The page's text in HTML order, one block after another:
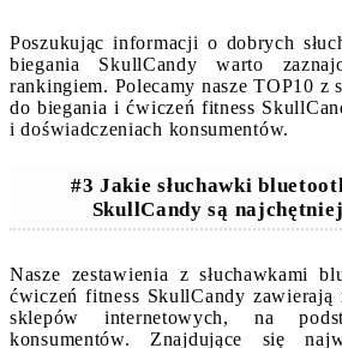
Poszukując informacji o dobrych
biegania SkullCandy warto
rankingiem. Polecamy nasze TOP10 z
do biegania i ćwiczeń fitness
i doświadczeniach konsumentów.
#3 Jakie słuchawki
SkullCandy są
Nasze zestawienia z słuchawkami
ćwiczeń fitness SkullCandy zawierają
sklepów internetowych, na
konsumentów. Znajdujące się